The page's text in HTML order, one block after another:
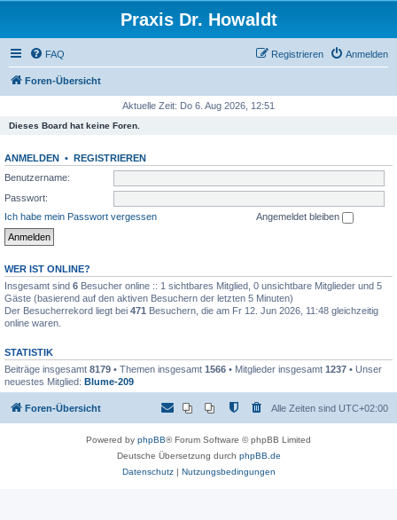
Praxis Dr. Howaldt
FAQ Anmelden
Registrieren
Foren-Übersicht
Aktuelle Zeit: Do 6. Aug 2026, 12:51
Dieses Board hat keine Foren.
ANMELDEN • REGISTRIEREN
Benutzername:
Passwort:
Ich habe mein Passwort vergessen
Angemeldet bleiben
WER IST ONLINE?
Insgesamt sind 6 Besucher online :: 1 sichtbares Mitglied, 0 unsichtbare Mitglieder und 5
Gäste (basierend auf den aktiven Besuchern der letzten 5 Minuten)
Der Besucherrekord liegt bei 471 Besuchern, die am Fr 12. Jun 2026, 11:48 gleichzeitig
online waren.
STATISTIK
Beiträge insgesamt 8179 • Themen insgesamt 1566 • Mitglieder insgesamt 1237 • Unser
neuestes Mitglied: Blume-209
Foren-Übersicht Alle Zeiten sind UTC+02:00
Powered by phpBB® Forum Software © phpBB Limited
Deutsche Übersetzung durch phpBB.de
Datenschutz| Nutzungsbedingungen